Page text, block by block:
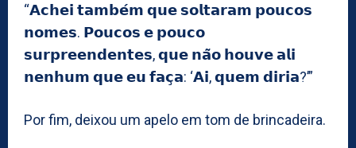
“𝗔𝗰𝗵𝗲𝗶 𝘁𝗮𝗺𝗯𝗲́𝗺 𝗾𝘂𝗲 𝘀𝗼𝗹𝘁𝗮𝗿𝗮𝗺 𝗽𝗼𝘂𝗰𝗼𝘀
𝗻𝗼𝗺𝗲𝘀. 𝗣𝗼𝘂𝗰𝗼𝘀 𝗲 𝗽𝗼𝘂𝗰𝗼
𝘀𝘂𝗿𝗽𝗿𝗲𝗲𝗻𝗱𝗲𝗻𝘁𝗲𝘀, 𝗾𝘂𝗲 𝗻𝗮̃𝗼 𝗵𝗼𝘂𝘃𝗲 𝗮𝗹𝗶
𝗻𝗲𝗻𝗵𝘂𝗺 𝗾𝘂𝗲 𝗲𝘂 𝗳𝗮𝗰̧𝗮: ‘𝗔𝗶, 𝗾𝘂𝗲𝗺 𝗱𝗶𝗿𝗶𝗮?’”
Por fim, deixou um apelo em tom de brincadeira.